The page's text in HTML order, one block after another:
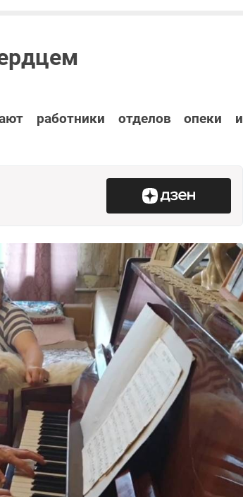
работники отделов опеки и